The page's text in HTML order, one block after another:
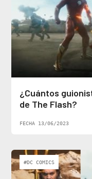
¿Cuántos
de The Flash?
FECHA 13/06/2023
#DC COMICS